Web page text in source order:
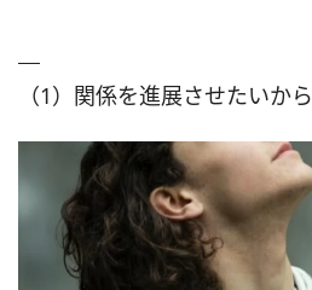
（1）関係を進展させたいから